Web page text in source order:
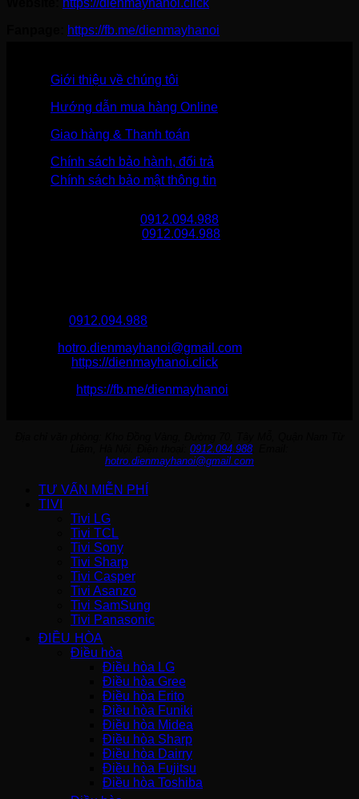
https://fb.me/dienmayhanoi
Giới thiệu về chúng tôi
Hướng dẫn mua hàng Online
Giao hàng & Thanh toán
Chính sách bảo hành, đổi trả
Chính sách bảo mật thông tin
0912.094.988
0912.094.988
0912.094.988
hotro.dienmayhanoi@gmail.com
https://dienmayhanoi.click
https://fb.me/dienmayhanoi
0912.094.988
hotro.dienmayhanoi@gmail.com
TƯ VẤN MIỄN PHÍ
TIVI
Tivi LG
Tivi TCL
Tivi Sony
Tivi Sharp
Tivi Casper
Tivi Asanzo
Tivi SamSung
Tivi Panasonic
ĐIỀU HÒA
Điều hòa
Điều hòa LG
Điều hòa Gree
Điều hòa Erito
Điều hòa Funiki
Điều hòa Midea
Điều hòa Sharp
Điều hòa Dairry
Điều hòa Fujitsu
Điều hòa Toshiba